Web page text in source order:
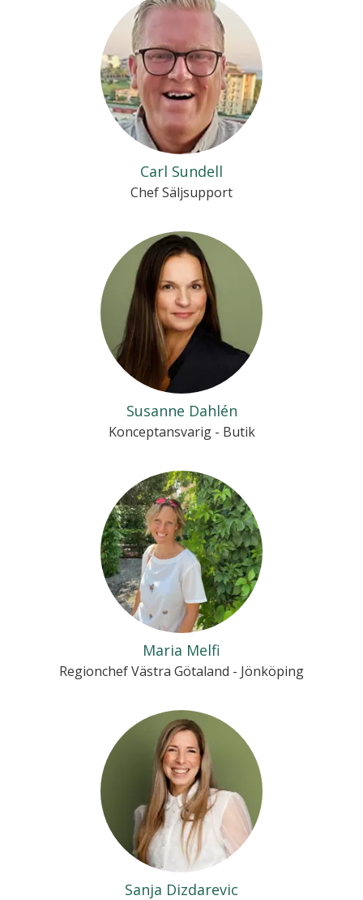
Carl Sundell
Chef Säljsupport
Susanne Dahlén
Konceptansvarig - Butik
Maria Melfi
Regionchef Västra Götaland - Jönköping
Sanja Dizdarevic